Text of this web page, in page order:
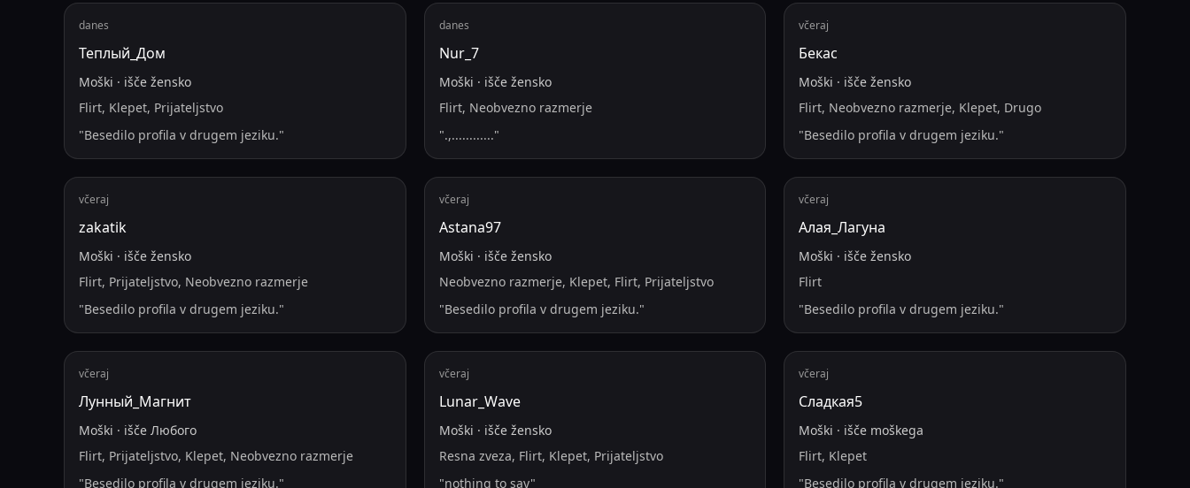
danes
Теплый_Дом
Moški · išče žensko
Flirt, Klepet, Prijateljstvo
"Besedilo profila v drugem jeziku."
danes
Nur_7
Moški · išče žensko
Flirt, Neobvezno razmerje
".,............"
včeraj
Бекас
Moški · išče žensko
Flirt, Neobvezno razmerje, Klepet, Drugo
"Besedilo profila v drugem jeziku."
včeraj
zakatik
Moški · išče žensko
Flirt, Prijateljstvo, Neobvezno razmerje
"Besedilo profila v drugem jeziku."
včeraj
Astana97
Moški · išče žensko
Neobvezno razmerje, Klepet, Flirt, Prijateljstvo
"Besedilo profila v drugem jeziku."
včeraj
Алая_Лагуна
Moški · išče žensko
Flirt
"Besedilo profila v drugem jeziku."
včeraj
Лунный_Магнит
Moški · išče Любого
Flirt, Prijateljstvo, Klepet, Neobvezno razmerje
"Besedilo profila v drugem jeziku."
včeraj
Lunar_Wave
Moški · išče žensko
Resna zveza, Flirt, Klepet, Prijateljstvo
"nothing to say"
včeraj
Сладкая5
Moški · išče moškega
Flirt, Klepet
"Besedilo profila v drugem jeziku."